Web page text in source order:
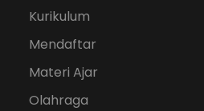
Kurikulum
Mendaftar
Materi Ajar
Olahraga